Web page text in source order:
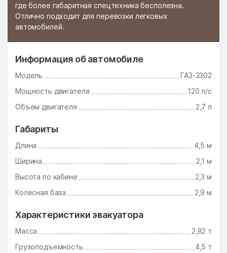
где более габаритная спецтехника бесполезна.
Отлично подходит для перевозки легковых
автомобилей.
Информация об автомобиле
Модель
ГАЗ-3302
Мощность двигателя
120 л/с
Объем двигателя
2,7 л
Габариты
Длина
4,5 м
Ширина
2,1 м
Высота по кабине
2,3 м
Колесная база
2,9 м
Характеристики эвакуатора
Масса
2,82 т
Грузоподъемность
4,5 т
Рязановский Рязановское поселение
Сабурово
Санатория им. Герцена
санатория Министерства
санатория Озеро Белое санатория Подмосковье
Сапроново Сватково
Свердловский
Северный
Селково
Семёновское Сергиев-Посад
Сергиевский Серебряные Пруды
Середа Середниково
Серпухов Ситне-Щелканово
Скоропусковский Слобода